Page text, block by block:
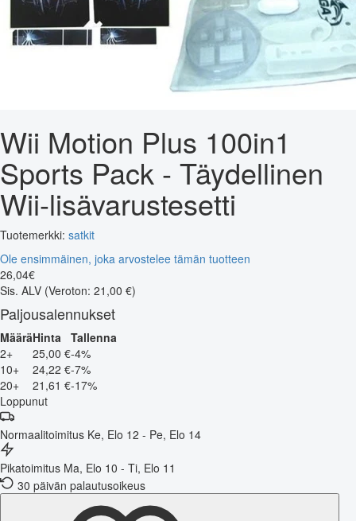
Wii Motion Plus 100in1
Sports Pack - Täydellinen
Wii-lisävarustesetti
Tuotemerkki: satkit
Ole ensimmäinen, joka arvostelee tämän tuotteen
26,04€
Sis. ALV (Veroton: 21,00 €)
Paljousalennukset
MääräHinta Tallenna
2+
25,00 €-4%
10+
24,22 €-7%
20+
21,61 €-17%
Loppunut
Normaalitoimitus Ke, Elo 12 - Pe, Elo 14
Pikatoimitus Ma, Elo 10 - Ti, Elo 11
30 päivän palautusoikeus